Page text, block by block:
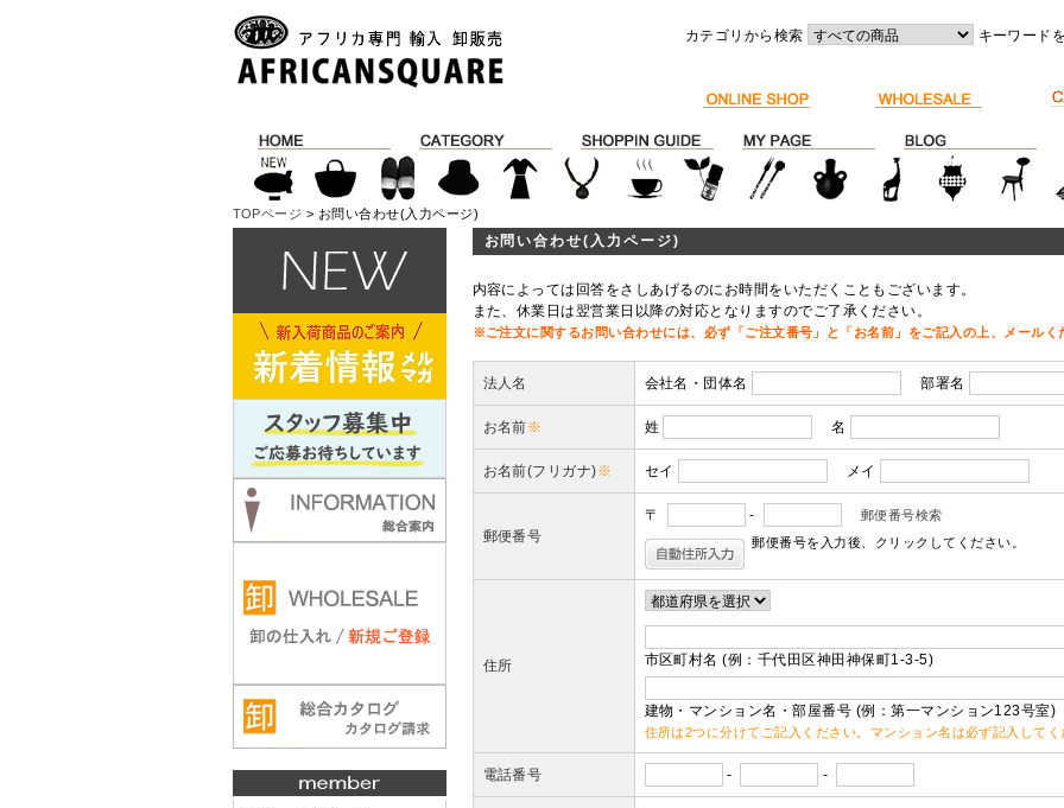
カテゴリから検索 キーワード
TOPページ > お問い合わせ(入力ページ)
お問い合わせ(入力ページ)
内容によっては回答をさしあげるのにお時間をいただくこともございます。
また、休業日は翌営業日以降の対応となりますのでご了承ください。
※ご注文に関するお問い合わせには、必ず「ご注文番号」と「お名前」をご記入の上、メール
法人名 会社名・団体名 部署名
お名前※ 姓 名
お名前(フリガナ)※ セイ メイ
郵便番号
〒 -
郵便番号検索
郵便番号を入力後、クリックしてください。
住所 市区町村名 (例：千代田区神田神保町1-3-5)
建物・マンション名・部屋番号 (例：第一マンション123号室)
住所は2つに分けてご記入ください。マンション名は必ず記入してく
電話番号 - -